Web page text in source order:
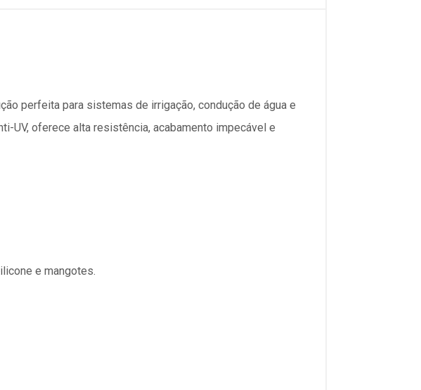
perfeita para sistemas de irrigação, condução de água e
UV, oferece alta resistência, acabamento impecável e
e mangotes.